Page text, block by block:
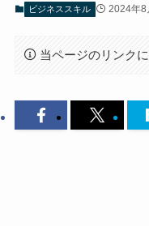
ビジネススキル 2024年8
当ページのリンク